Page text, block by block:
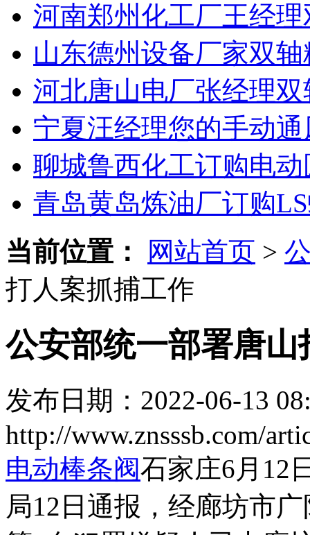
河南郑州化工厂王经
山东德州设备厂家双
河北唐山电厂张经理
宁夏汪经理您的手动
聊城鲁西化工订购电
青岛黄岛炼油厂订购
当前位置：
网站首页 >
打人案抓捕工作
公安部统一部署唐
发布日期：2022-06-13
http://www.znsssb.com/
电动棒条阀石家庄6月12
局12日通报，经廊坊市